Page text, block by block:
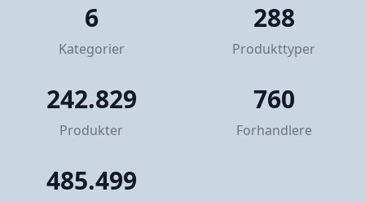
6
Kategorier
288
Produkttyper
242.829
Produkter
760
Forhandlere
485.499